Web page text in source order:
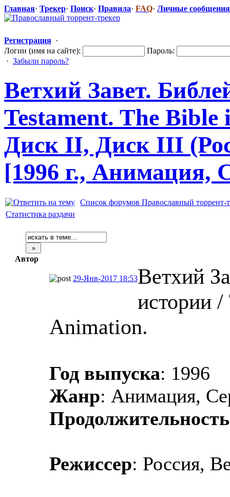
Главная· Трекер· Поиск· Правила· FAQ· Личные сообщения
Регистрация ·
Логин (имя на сайте):
Пароль:
· Забыли пароль?
Ветхий Завет.
Testament. The
Диск II, Диск III
[1996 г., Анимация,
Список форумов Православный торрент-
Статистика раздачи
Автор
29-Янв-2017 18:53Ветхий
истории
Animation.
Год выпуска: 1996
Жанр: Анимация,
Продолжительность
Режиссер: Россия,